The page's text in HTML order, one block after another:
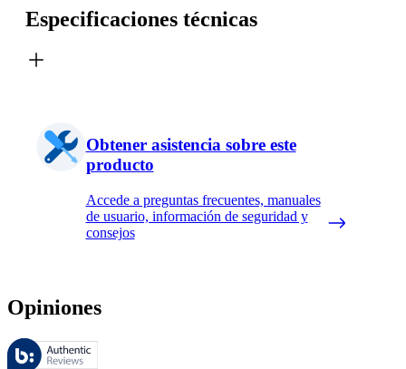
Especificaciones técnicas
Obtener asistencia sobre este
producto
Accede a preguntas frecuentes, manuales
de usuario, información de seguridad y
consejos
Opiniones
Estas reseñas las gestiona Bazaarvoice y cumplen con la política de